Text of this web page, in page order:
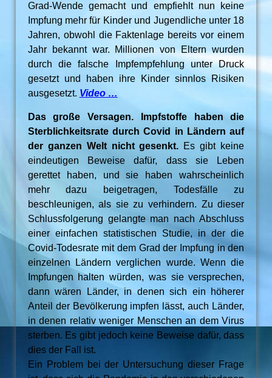
Grad-Wende gemacht und empfiehlt nun keine
Impfung mehr für Kinder und Jugendliche unter 18
Jahren, obwohl die Faktenlage bereits vor einem
Jahr bekannt war. Millionen von Eltern wurden
durch die falsche Impfempfehlung unter Druck
gesetzt und haben ihre Kinder sinnlos Risiken
ausgesetzt. Video …
Das große Versagen. Impfstoffe haben die
Sterblichkeitsrate durch Covid in Ländern auf
der ganzen Welt nicht gesenkt. Es gibt keine
eindeutigen Beweise dafür, dass sie Leben
gerettet haben, und sie haben wahrscheinlich
mehr dazu beigetragen, Todesfälle zu
beschleunigen, als sie zu verhindern. Zu dieser
Schlussfolgerung gelangte man nach Abschluss
einer einfachen statistischen Studie, in der die
Covid-Todesrate mit dem Grad der Impfung in den
einzelnen Ländern verglichen wurde. Wenn die
Impfungen halten würden, was sie versprechen,
dann wären Länder, in denen sich ein höherer
Anteil der Bevölkerung impfen lässt, auch Länder,
in denen relativ weniger Menschen an dem Virus
sterben. Es gibt jedoch keine Beweise dafür, dass
dies der Fall ist.
Ein Problem bei der Untersuchung dieser Frage